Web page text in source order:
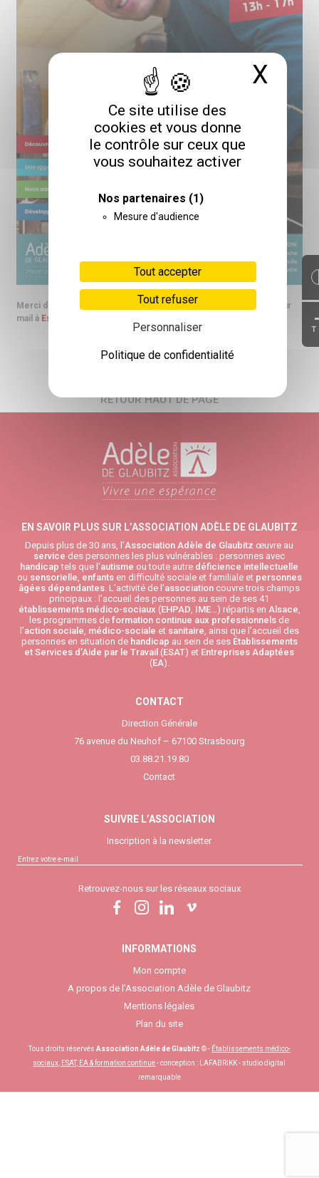
Ce site utilise des
cookies et vous donne
le contrôle sur ceux que
vous souhaitez activer
Nos partenaires (1)
Mesure d'audience
Tout accepter
Tout refuser
Personnaliser
Politique de confidentialité
X
T
Merci de bien vouloir nous confirmer votre participation par retour
mail à Esat.Dinsheim@glaubitz.fr
RETOUR HAUT DE PAGE
EN SAVOIR PLUS SUR L’ASSOCIATION ADÈLE DE GLAUBITZ
Depuis plus de 30 ans, l’Association Adèle de Glaubitz œuvre au
service des personnes les plus vulnérables : personnes avec
handicap tels que l’autisme ou toute autre déficience intellectuelle
ou sensorielle, enfants en difficulté sociale et familiale et personnes
âgées dépendantes. L’activité de l’association couvre trois champs
principaux : l’accueil des personnes au sein de ses 41
établissements médico-sociaux (EHPAD, IME…) répartis en Alsace,
les programmes deformation continue aux professionnels de
l’action sociale, médico-sociale et sanitaire, ainsi que l’accueil des
personnes en situation de handicap au sein de ses Établissements
et Services d’Aide par le Travail (ESAT) et Entreprises Adaptées
(EA).
CONTACT
Direction Générale
76 avenue du Neuhof – 67100 Strasbourg
03.88.21.19.80
Contact
SUIVRE L’ASSOCIATION
Inscription à la newsletter
Retrouvez-nous sur les réseaux sociaux
INFORMATIONS
Mon compte
A propos de l’Association Adèle de Glaubitz
Mentions légales
Plan du site
Tous droits réservés Association Adèle de Glaubitz © - Établissements médico-
sociaux, ESAT, EA & formation continue- conception :
LAFABRIKK - studio digital
remarquable